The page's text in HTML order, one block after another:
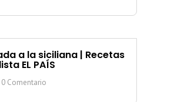
a la siciliana | Recetas
EL PAÍS
0 Comentario